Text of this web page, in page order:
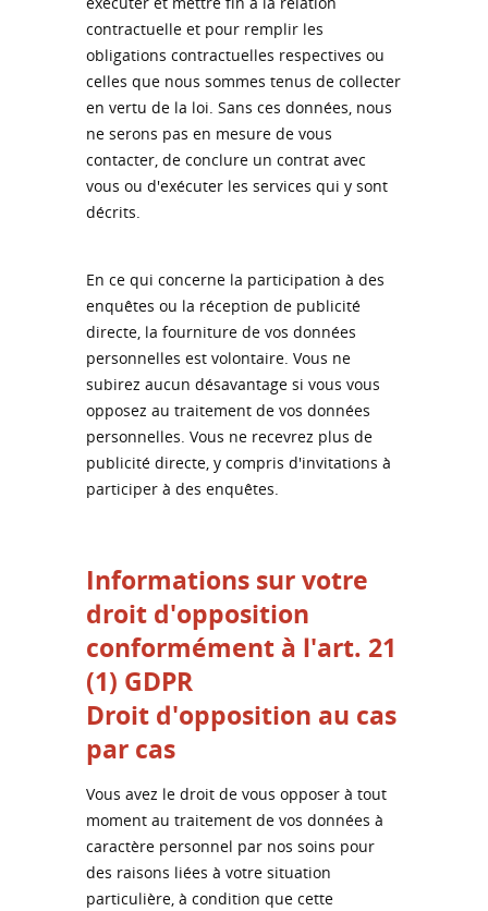
contractuelle et pour remplir les
obligations contractuelles respectives ou
celles que nous sommes tenus de collecter
en vertu de la loi. Sans ces données, nous
ne serons pas en mesure de vous
contacter, de conclure un contrat avec
vous ou d'exécuter les services qui y sont
décrits.
En ce qui concerne la participation à des
enquêtes ou la réception de publicité
directe, la fourniture de vos données
personnelles est volontaire. Vous ne
subirez aucun désavantage si vous vous
opposez au traitement de vos données
personnelles. Vous ne recevrez plus de
publicité directe, y compris d'invitations à
participer à des enquêtes.
Informations sur votre
droit d'opposition
conformément à l'art. 21
(1) GDPR
Droit d'opposition au cas
par cas
Vous avez le droit de vous opposer à tout
moment au traitement de vos données à
caractère personnel par nos soins pour
des raisons liées à votre situation
particulière, à condition que cette